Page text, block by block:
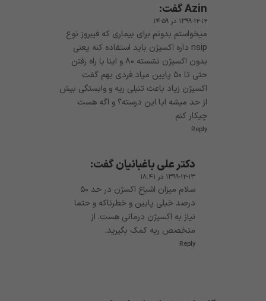
Azinگفت:
۱۳۹۹-۱۲-۱۲ در ۱۴:۵۹
میخواستم بدونم برای بیماری که فیبروز نوع
nsip داره اکسیژن باید استفاده کنه یعنی
بدون اکسیژن نشسته ۸۰ و اینا با راه رفتن
حتی تا ۵۰ پایین میاد فردی بهم گفت
اکسیژن زیاد باعث تنبلی ریه و وابستگی بیش
از حد میشه ایا این درسته؟ و اگه هست
چیکار کنم
Reply
دکتر علی باغبانیانگفت:
۱۳۹۹-۱۲-۱۳ در ۱۸:۴۱
سلام میزان اشباع اکسژن در حد ۵۰
درصد خیلی پایین و خطرناکه و حتما
نیاز به اکسیژن درمانی هست. از
متخصص ریه کمک بگیرید.
Reply